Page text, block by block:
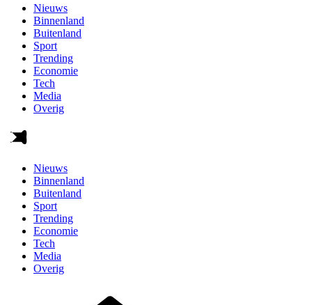
Nieuws
Binnenland
Buitenland
Sport
Trending
Economie
Tech
Media
Overig
Nieuws
Binnenland
Buitenland
Sport
Trending
Economie
Tech
Media
Overig